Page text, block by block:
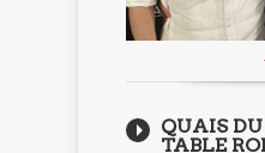
QUAIS
TABLE